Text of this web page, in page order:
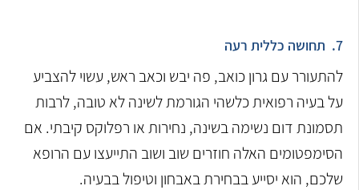
7. תחושה כללית רעה
להתעורר עם גרון כואב, פה יבש וכאב ראש, עשוי להצביע
על בעיה רפואית כלשהי הגורמת לשינה לא טובה, לרבות
תסמונת דום נשימה בשינה, נחירות או רפלוקס קיבתי. אם
הסימפטומים האלה חוזרים שוב ושוב התייעצו עם הרופא
שלכם, הוא יסייע בבחירת באבחון וטיפול בבעיה.